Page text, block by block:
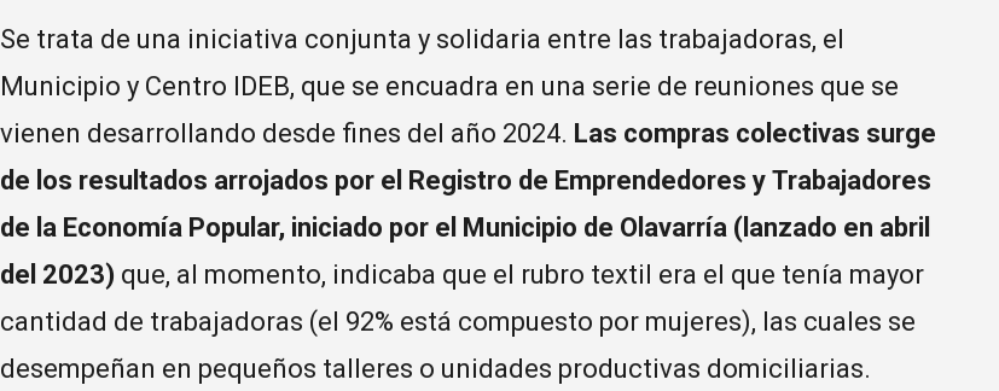
Se trata de una iniciativa conjunta y solidaria entre las trabajadoras, el
Municipio y Centro IDEB, que se encuadra en una serie de reuniones que se
vienen desarrollando desde fines del año 2024. Las compras colectivas surge
de los resultados arrojados por el Registro de Emprendedores y Trabajadores
de la Economía Popular, iniciado por el Municipio de Olavarría (lanzado en abril
del 2023) que, al momento, indicaba que el rubro textil era el que tenía mayor
cantidad de trabajadoras (el 92% está compuesto por mujeres), las cuales se
desempeñan en pequeños talleres o unidades productivas domiciliarias.